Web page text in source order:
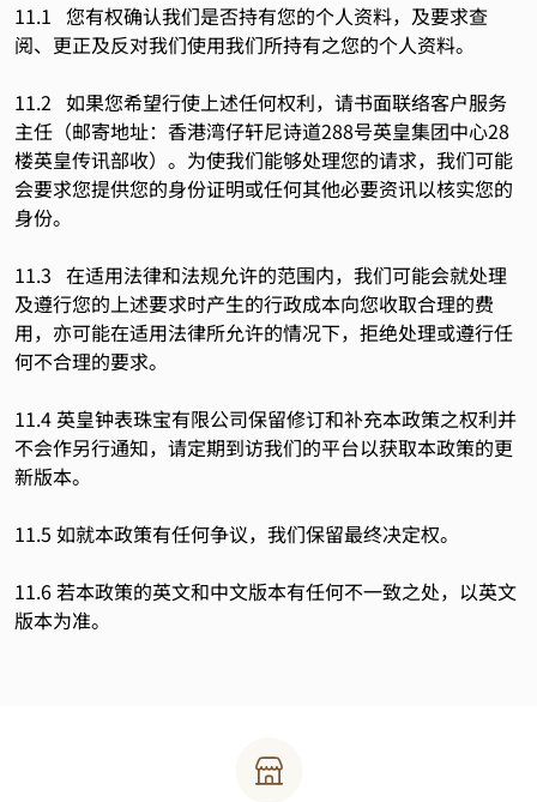
11.1 您有权确认我们是否持有您的个人资料，及要求查
阅、更正及反对我们使用我们所持有之您的个人资料。
11.2 如果您希望行使上述任何权利，请书面联络客户服务
主任（邮寄地址：香港湾仔轩尼诗道288号英皇集团中心28
楼英皇传讯部收）。为使我们能够处理您的请求，我们可能
会要求您提供您的身份证明或任何其他必要资讯以核实您的
身份。
11.3 在适用法律和法规允许的范围内，我们可能会就处理
及遵行您的上述要求时产生的行政成本向您收取合理的费
用，亦可能在适用法律所允许的情况下，拒绝处理或遵行任
何不合理的要求。
11.4 英皇钟表珠宝有限公司保留修订和补充本政策之权利并
不会作另行通知，请定期到访我们的平台以获取本政策的更
新版本。
11.5 如就本政策有任何争议，我们保留最终决定权。
11.6 若本政策的英文和中文版本有任何不一致之处，以英文
版本为准。